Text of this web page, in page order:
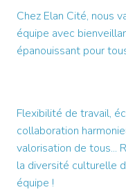
Chez Elan Cité, nous
équipe avec
épanouissant pour
Flexibilité de travail,
collaboration
valorisation de tous...
la diversité culturelle
équipe !